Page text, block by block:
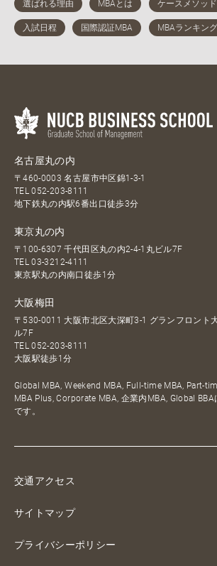
名古屋丸の内
〒460-0003 名古屋市中区錦1-3-1
TEL052-203-8111
地下鉄丸の内駅6番出口徒歩3分
東京丸の内
〒100-6307 千代田区丸の内2-4-1丸ビル7F
TEL03-3212-4111
東京駅丸の内南口徒歩1分
大阪梅田
〒530-0011 大阪市北区大深町3-1 グランフロント
ル7F
TEL052-203-8111
大阪駅徒歩1分
Global MBA, Weekend MBA, Full-time MBA, Part-
MBA Plus, Corporate MBA, 企業内MBA, Global
です。
交通アクセス
サイトマップ
プライバシーポリシー